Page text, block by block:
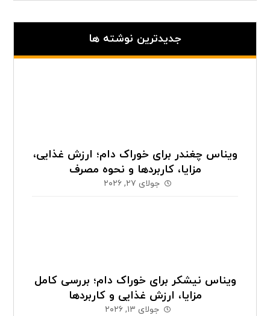
جدیدترین نوشته ها
ویناس چغندر برای خوراک دام؛ ارزش غذایی،
مزایا، کاربردها و نحوه مصرف
جولای ۲۷, ۲۰۲۶
ویناس نیشکر برای خوراک دام؛ بررسی کامل
مزایا، ارزش غذایی و کاربردها
جولای ۱۳, ۲۰۲۶